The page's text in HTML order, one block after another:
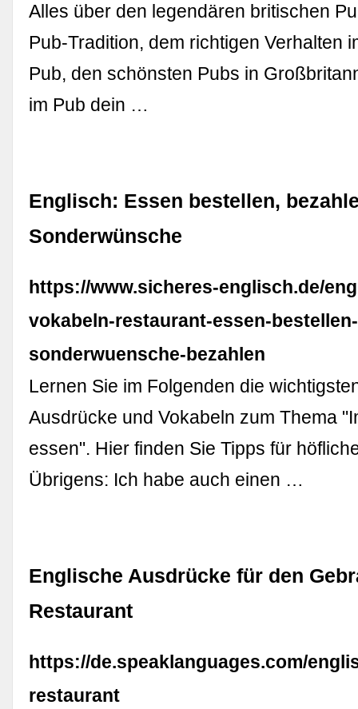
Alles über den legendären britischen
Pub-Tradition, dem richtigen Verhalten
Pub, den schönsten Pubs in
im Pub dein …
Englisch: Essen bestellen,
Sonderwünsche
https://www.sicheres-englisch.de/
vokabeln-restaurant-essen-bestellen-
sonderwuensche-bezahlen
Lernen Sie im Folgenden die
Ausdrücke und Vokabeln zum Thema
essen". Hier finden Sie Tipps für
Übrigens: Ich habe auch einen …
Englische Ausdrücke für den
Restaurant
https://de.speaklanguages.com/
restaurant